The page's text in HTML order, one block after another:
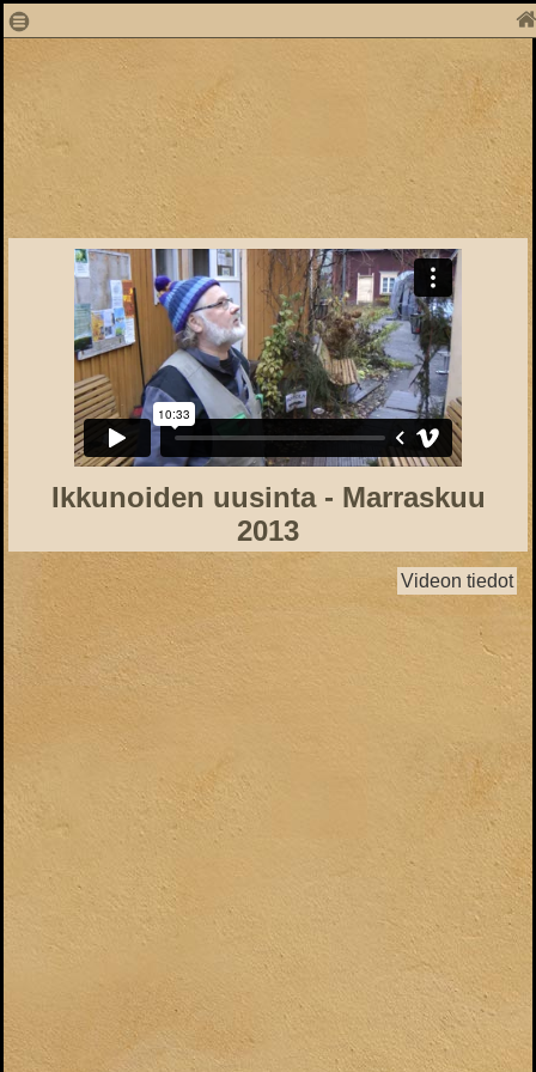
1
Ikkunoiden uusinta - Marraskuu
2013
Videon tiedot